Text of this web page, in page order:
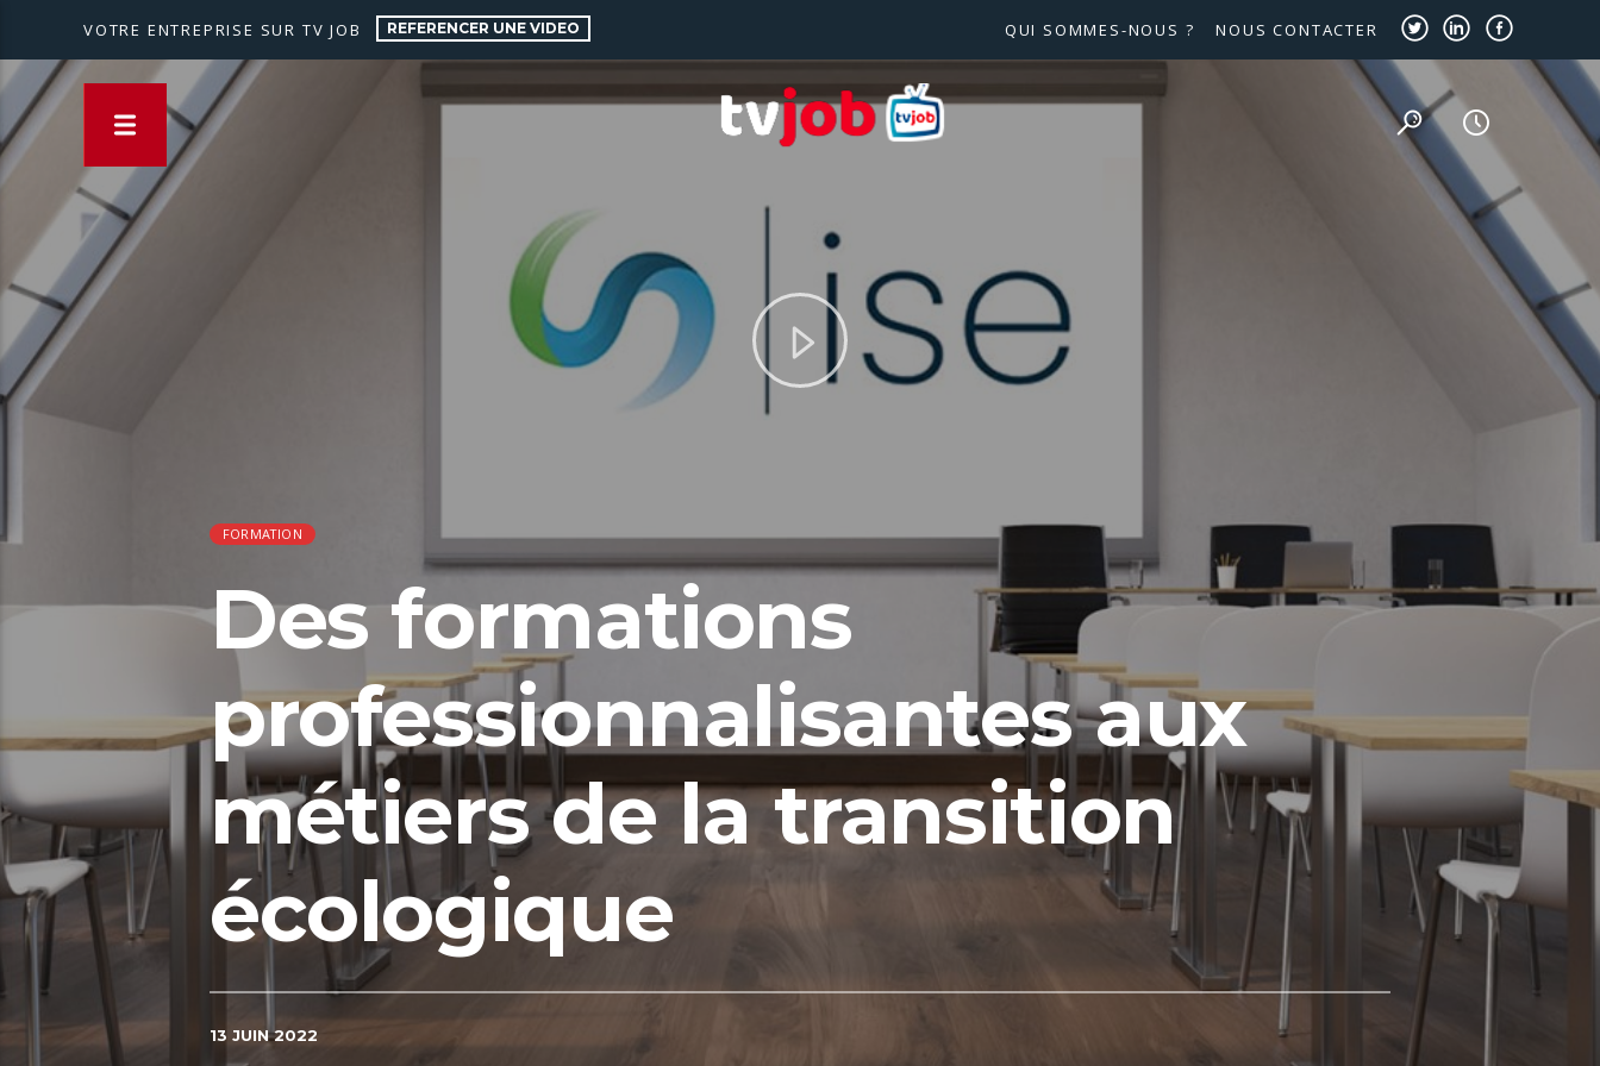
VOTRE ENTREPRISE SUR TV JOB REFERENCER UNE VIDEO NOUS CONTACTER
QUI SOMMES-NOUS ?
FORMATION
Des formations
professionnalisantes aux
métiers de la transition
écologique
13 JUIN 2022